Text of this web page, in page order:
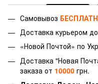
Самовывоз
Доставка курьером
«Новой Почтой» по
Доставка "Новая
заказа от 10000 грн.